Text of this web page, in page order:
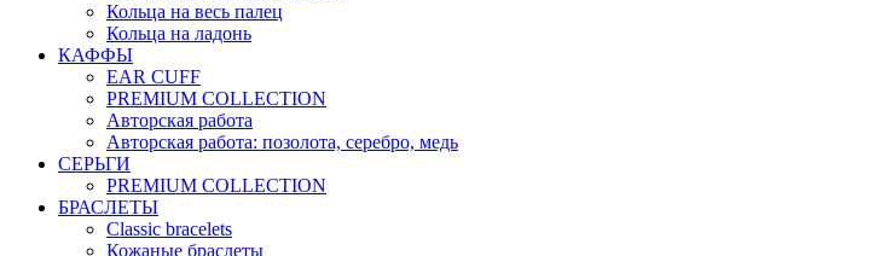
Кольца на весь палец
Кольца на ладонь
КАФФЫ
EAR CUFF
PREMIUM COLLECTION
Авторская работа
Авторская работа: позолота, серебро, медь
СЕРЬГИ
PREMIUM COLLECTION
БРАСЛЕТЫ
Classic bracelets
Кожаные браслеты